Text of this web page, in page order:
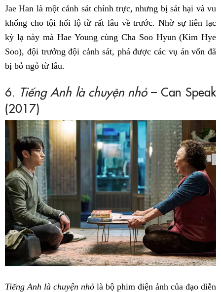
Jae Han là một cảnh sát chính trực, nhưng bị sát hại và vu
khống cho tội hối lộ từ rất lâu về trước. Nhờ sự liên lạc
kỳ lạ này mà Hae Young cùng Cha Soo Hyun (Kim Hye
Soo), đội trưởng đội cảnh sát, phá được các vụ án vốn đã
bị bỏ ngỏ từ lâu.
6. Tiếng Anh là chuyện nhỏ– Can Speak
(2017)
Tiếng Anh là chuyện nhỏ là bộ phim điện ảnh của đạo diễn